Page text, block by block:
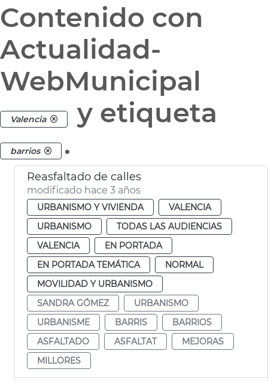
Contenido con
Actualidad-
WebMunicipal
Valencia y etiqueta
barrios .
Reasfaltado de calles
modificado hace 3 años
URBANISMO Y VIVIENDA
VALENCIA
URBANISMO
TODAS LAS AUDIENCIAS
VALENCIA
EN PORTADA
EN PORTADA TEMÁTICA
NORMAL
MOVILIDAD Y URBANISMO
SANDRA GÓMEZ
URBANISMO
URBANISME
BARRIS
BARRIOS
ASFALTADO
ASFALTAT
MEJORAS
MILLORES